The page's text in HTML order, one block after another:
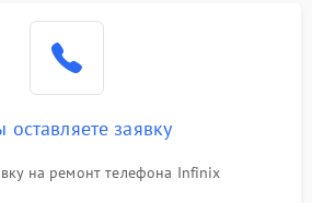
оставляете заявку
на ремонт телефона Infinix